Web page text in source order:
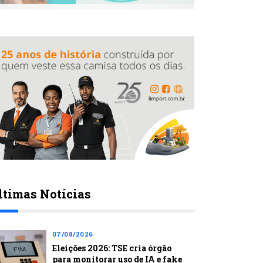
Notícias
07/08/2026
Eleições 2026: TSE cria órgão
para monitorar uso de IA e fake